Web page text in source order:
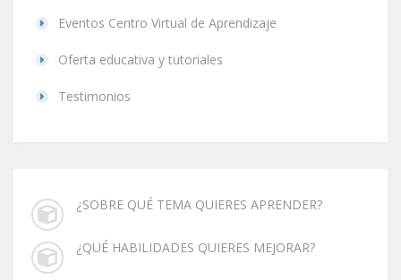
Eventos Centro Virtual de Aprendizaje
Oferta educativa y tutoriales
Testimonios
¿SOBRE QUÉ TEMA QUIERES APRENDER?
¿QUÉ HABILIDADES QUIERES MEJORAR?